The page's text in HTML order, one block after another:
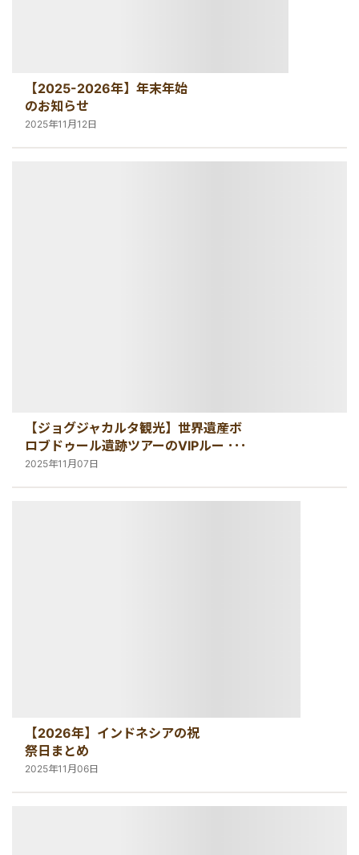
【2025-2026年】年末年始
のお知らせ
2025年11月12日
【ジョグジャカルタ観光】世界遺産ボ
ロブドゥール遺跡ツアーのVIPルートと
一般ルートとの違いを解説
2025年11月07日
【2026年】インドネシアの祝
祭日まとめ
2025年11月06日